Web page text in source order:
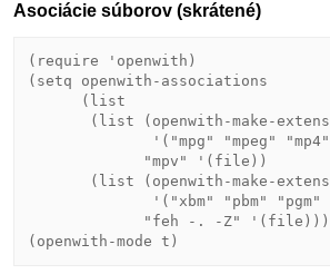
Asociácie súborov (skrátené)
( require ' openwith )
(setq openwith-associations
      (list
(list (openwith-make-
              '(
"mpg" "mpeg" "mp4"
"mpv"
'(file))
(list (openwith-make-
              '(
"xbm" "pbm" "pgm"
"feh -. -Z"